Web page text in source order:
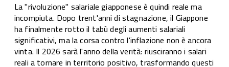
La "rivoluzione" salariale giapponese è quindi reale ma
incompiuta. Dopo trent'anni di stagnazione, il Giappone
ha finalmente rotto il tabù degli aumenti salariali
significativi, ma la corsa contro l'inflazione non è ancora
vinta. Il 2026 sarà l'anno della verità: riusciranno i salari
reali a tornare in territorio positivo, trasformando questi